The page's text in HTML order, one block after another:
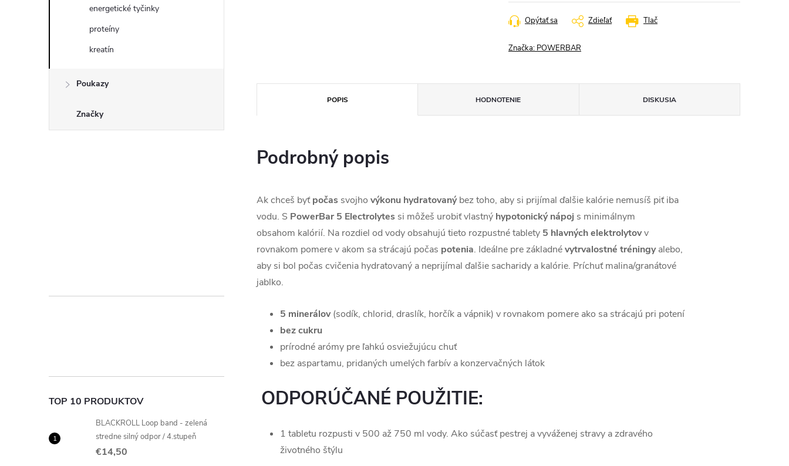
energetické tyčinky
proteíny
kreatín
Poukazy
Značky
TOP 10 PRODUKTOV
BLACKROLL Loop band - zelená
stredne silný odpor / 4.stupeň
€14,50
Tlač
Opýtať sa Zdieľať
Značka: POWERBAR
POPIS HODNOTENIE DISKUSIA
Podrobný popis
Ak chceš byť počas svojho výkonu hydratovaný bez toho, aby si prijímal ďalšie kalórie nemusíš piť iba
vodu. S PowerBar 5 Electrolytes si môžeš urobiť vlastný hypotonický nápoj s minimálnym
obsahom kalórií. Na rozdiel od vody obsahujú tieto rozpustné tablety 5 hlavných elektrolytovv
rovnakom pomere v akom sa strácajú počas potenia. Ideálne pre základnévytrvalostné tréningy alebo,
aby si bol počas cvičenia hydratovaný a neprijímal ďalšie sacharidy a kalórie. Príchuť malina/granátové
jablko.
5 minerálov (sodík, chlorid, draslík, horčík a vápnik) v rovnakom pomere ako sa strácajú pri potení
bez cukru
prírodné arómy pre ľahkú osviežujúcu chuť
bez aspartamu, pridaných umelých farbív a konzervačných látok
ODPORÚČANÉ POUŽITIE:
1 tabletu rozpusti v 500 až 750 ml vody. Ako súčasť pestrej a vyváženej stravy a zdravého
životného štýlu